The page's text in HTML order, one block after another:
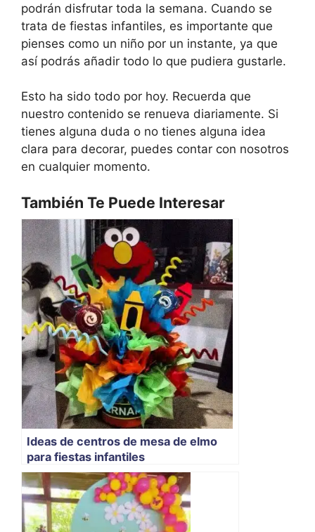
podrán disfrutar toda la semana. Cuando se
trata de fiestas infantiles, es importante que
pienses como un niño por un instante, ya que
así podrás añadir todo lo que pudiera gustarle.
Esto ha sido todo por hoy. Recuerda que
nuestro contenido se renueva diariamente. Si
tienes alguna duda o no tienes alguna idea
clara para decorar, puedes contar con nosotros
en cualquier momento.
También Te Puede Interesar
Ideas de centros de mesa de elmo
para fiestas infantiles